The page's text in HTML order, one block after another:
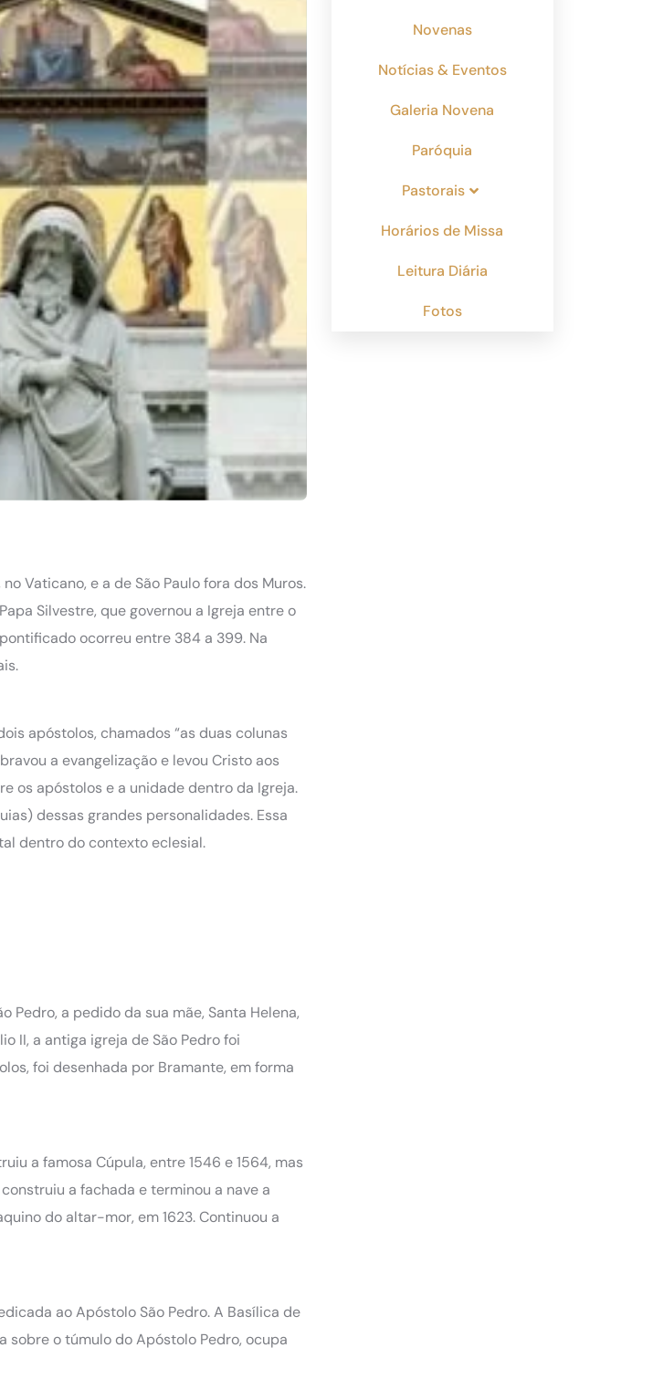
Vaticano, e a de São Paulo fora dos Muros.
Silvestre, que governou a Igreja entre o
ocorreu entre 384 a 399. Na
apóstolos, chamados “as duas colunas
a evangelização e levou Cristo aos
os apóstolos e a unidade dentro da Igreja.
dessas grandes personalidades. Essa
dentro do contexto eclesial.
Pedro, a pedido da sua mãe, Santa Helena,
II, a antiga igreja de São Pedro foi
foi desenhada por Bramante, em forma
a famosa Cúpula, entre 1546 e 1564, mas
a fachada e terminou a nave a
do altar-mor, em 1623. Continuou a
ao Apóstolo São Pedro. A Basílica de
sobre o túmulo do Apóstolo Pedro, ocupa
Novenas
Notícias & Eventos
Galeria Novena
Paróquia
Pastorais
Horários de Missa
Leitura Diária
Fotos